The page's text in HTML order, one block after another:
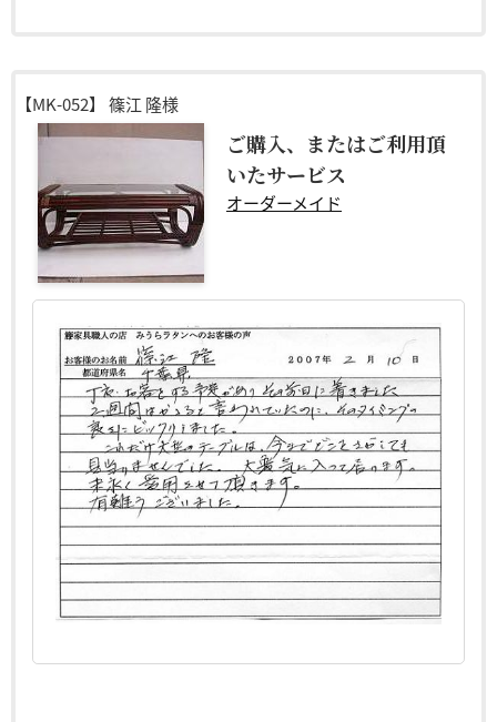
【MK-052】 篠江 隆様
ご購入、またはご利用頂
いたサービス
オーダーメイド